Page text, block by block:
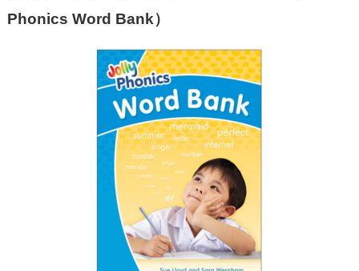
Phonics Word Bank）